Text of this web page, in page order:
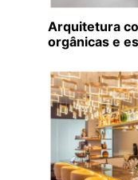
Arquitetura
orgânicas e